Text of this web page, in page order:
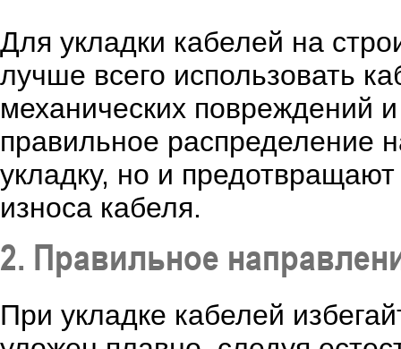
Для укладки кабелей на
лучше всего использовать
механических повреждений
правильное распределение
укладку, но и
износа кабеля.
2. Правильное
При укладке кабелей